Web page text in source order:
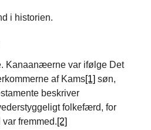
i historien.
Kanaanæerne var ifølge Det
af Kams[1] søn,
beskriver
folkefærd, for
fremmed.[2]